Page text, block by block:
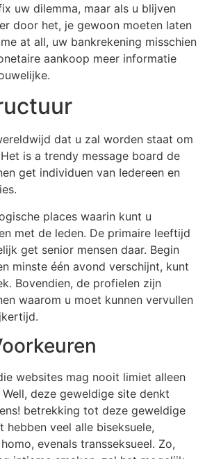
uw dilemma, maar als u blijven
door het, je gewoon moeten laten
at all, uw bankrekening misschien
aankoop meer informatie
dat u zal worden staat om
is a trendy message board de
get individuen van Iedereen en
places waarin kunt u
met de leden. De primaire leeftijd
get senior mensen daar. Begin
minste één avond verschijnt, kunt
Bovendien, de profielen zijn
waarom u moet kunnen vervullen
websites mag nooit limiet alleen
deze geweldige site denkt
betrekking tot deze geweldige
hebben veel alle biseksuele,
evenals transseksueel. Zo,